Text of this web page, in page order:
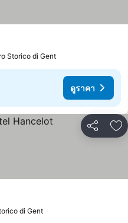
Storico di Gent
ดูราคา
แชร์ เ
di Gent